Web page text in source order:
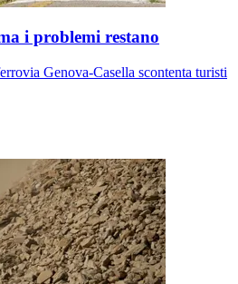
i problemi restano
Genova-Casella scontenta turisti